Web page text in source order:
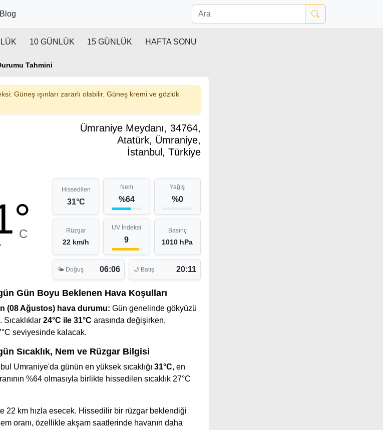
10 GÜNLÜK 15 GÜNLÜK HAFTA SONU
Tahmini
Güneş ışınları zararlı olabilir. Güneş kremi ve gözlük
Ümraniye Meydanı, 34764,
Atatürk, Ümraniye,
İstanbul, Türkiye
C
Hissedilen
31°C
Nem
%64
Yağış
%0
Rüzgar
22 km/h
UV İndeksi
9
Basınç
1010 hPa
🌤 Doğuş 06:06 🌙 Batış 20:11
Gün Boyu Beklenen Hava Koşulları
(08 Ağustos) hava durumu: Gün genelinde gökyüzü
24°C ile 31°C arasında değişirken,
seviyesinde kalacak.
Sıcaklık, Nem ve Rüzgar Bilgisi
Umraniye'da günün en yüksek sıcaklığı 31°C, en
%64 olmasıyla birlikte hissedilen sıcaklık 27°C
22 km hızla esecek. Hissedilir bir rüzgar beklendiği
oranı, özellikle akşam saatlerinde havanın daha